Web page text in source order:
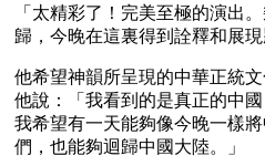
「太精彩了！完美至極的演出
歸，今晚在這裏得到詮釋和展現
他希望神韻所呈現的中華正統
他說：「我看到的是真正的中
我希望有一天能夠像今晚一樣
們，也能夠迴歸中國大陸。」